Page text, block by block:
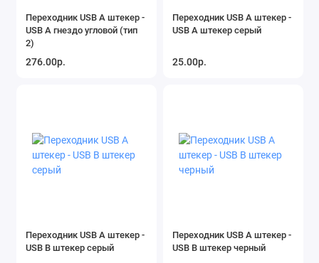
Переходник USB A штекер -
USB A гнездо угловой (тип
2)
276.00р.
Переходник USB A штекер -
USB A штекер серый
25.00р.
Переходник USB A штекер -
USB B штекер серый
Переходник USB A штекер -
USB B штекер черный